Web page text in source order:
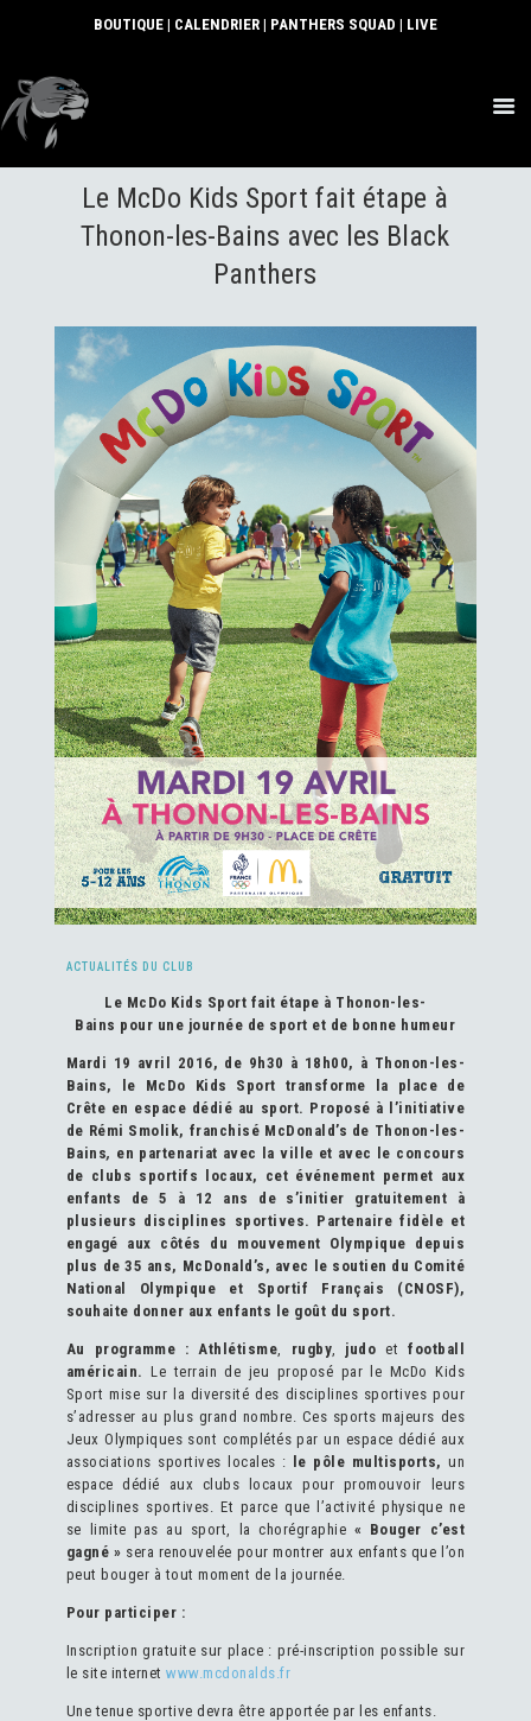
BOUTIQUE | CALENDRIER | PANTHERS SQUAD | LIVE
ACTUS
SECTIONS
CLUB
COMMUNAUTÉ
CONTACT
Le McDo Kids Sport fait étape à
Thonon-les-Bains avec les Black
Panthers
ACTUALITÉS DU CLUB
Le McDo Kids Sport fait étape à Thonon-les-
Bains pour une journée de sport et de bonne humeur
Mardi 19 avril 2016, de 9h30 à 18h00, à Thonon-les-
Bains, le McDo Kids Sport transforme la place de
Crête en espace dédié au sport. Proposé à l’initiative
de Rémi Smolik, franchisé McDonald’s de Thonon-les-
Bains, en partenariat avec la ville et avec le concours
de clubs sportifs locaux, cet événement permet aux
enfants de 5 à 12 ans de s’initier gratuitement à
plusieurs disciplines sportives. Partenaire fidèle et
engagé aux côtés du mouvement Olympique depuis
plus de 35 ans, McDonald’s, avec le soutien du Comité
National Olympique et Sportif Français (CNOSF),
souhaite donner aux enfants le goût du sport.
Au programme : Athlétisme rugby judoetfootball
américain.Le terrain de jeu proposé par le McDo Kids
Sport mise sur la diversité des disciplines sportives pour
s’adresser au plus grand nombre. Ces sports majeurs des
Jeux Olympiques sont complétés par un espace dédié aux
associations sportives locales : le pôle multisports,un
espace dédié aux clubs locaux pour promouvoir leurs
disciplines sportives. Et parce que l’activité physique ne
se limite pas au sport, la chorégraphie « Bouger c’est
gagné » sera renouvelée pour montrer aux enfants que l’on
peut bouger à tout moment de la journée.
Pour participer :
Inscription gratuite sur place : pré-inscription possible sur
le site internetwww.mcdonalds.fr
Une tenue sportive devra être apportée par les enfants.